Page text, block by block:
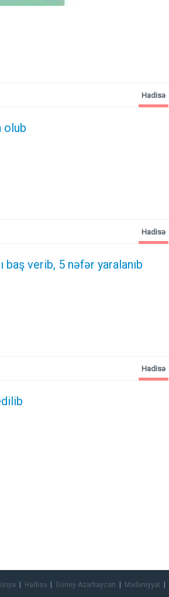
olub
Hadisə
baş verib, 5 nəfər yaralanıb
Hadisə
Hadisə
Hadisə Güney Azərbaycan Mədəniyyət